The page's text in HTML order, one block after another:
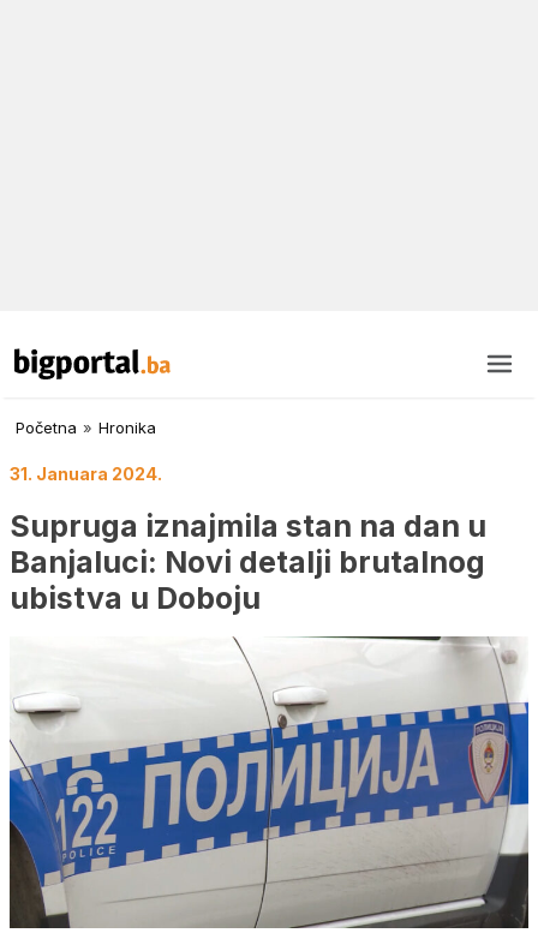
Početna » Hronika
31. Januara 2024.
Supruga iznajmila stan na dan u
Banjaluci: Novi detalji brutalnog
ubistva u Doboju